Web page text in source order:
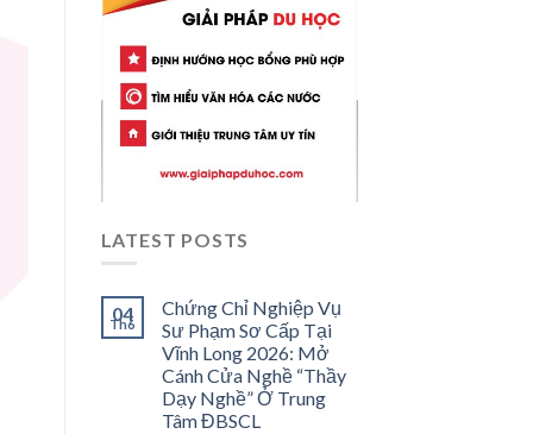
LATEST POSTS
04
Th6
Chứng Chỉ Nghiệp Vụ
Sư Phạm Sơ Cấp Tại
Vĩnh Long 2026: Mở
Cánh Cửa Nghề “Thầy
Dạy Nghề” Ở Trung
Tâm ĐBSCL